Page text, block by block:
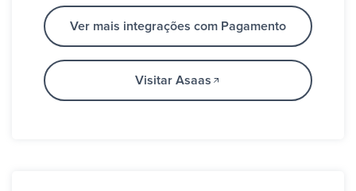
Ver mais integrações com Pagamento
Visitar Asaas